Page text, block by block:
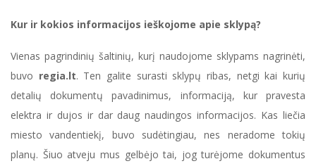
Kur ir kokios informacijos ieškojome apie sklypą?
Vienas pagrindinių šaltinių, kurį naudojome sklypams nagrinėti,
buvo regia.lt. Ten galite surasti sklypų ribas, netgi kai kurių
detalių dokumentų pavadinimus, informaciją, kur pravesta
elektra ir dujos ir dar daug naudingos informacijos. Kas liečia
miesto vandentiekį, buvo sudėtingiau, nes neradome tokių
planų. Šiuo atveju mus gelbėjo tai, jog turėjome dokumentus